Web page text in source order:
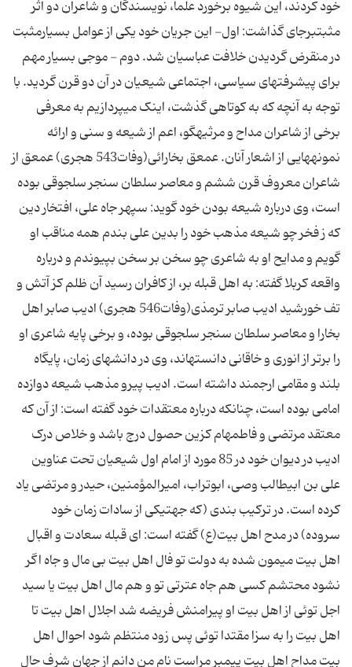
خود کردند، این شیوه برخورد علما، نویسندگان و شاعران دو اثر
مثبت‏برجای گذاشت: اول- این جریان خود یکی‏ از عوامل بسیارمثبت
در منقرض گردیدن خلافت عباسیان شد. دوم - موجی بسیار مهم
برای پیشرفت‏های سیاسی، اجتماعی شیعیان در آن دو قرن گردید. با
توجه به آنچه که به کوتاهی گذشت، اینک می‏پردازیم به معرفی
برخی از شاعران مداح و مرثیه‏گو، اعم از شیعه و سنی و ارائه
نمونه‏هایی از اشعار آنان. عمعق بخارائی(وفات‏543 هجری) عمعق از
شاعران معروف قرن ششم و معاصر سلطان سنجر سلجوقی بوده
است، وی درباره شیعه بودن خود گوید: سپهر جاه علی، افتخار دین
که ز فخر چو شیعه مذهب خود را بدین علی بندم همه مناقب او
گویم و مدایح او به شاعری چو سخن بر سخن بپیوندم و درباره
واقعه کربلا گفته: به اهل قبله بر، از کافران رسید آن ظلم کز آتش و
تف خورشید ادیب صابر ترمذی(وفات‏546 هجری) ادیب صابر اهل
بخارا و معاصر سلطان سنجر سلجوقی بوده، و برخی پایه شاعری او
را برتر از انوری و خاقانی دانسته‏اند، وی در دانشهای زمان، پایگاه
بلند و مقامی ارجمند داشته است. ادیب پیرو مذهب شیعه دوازده
امامی بوده است، چنانکه درباره معتقدات خود گفته است: از آن که
معتقد مرتضی و فاطمه‏ام کزین حصول درج باشد و خلاص درک
ادیب در دیوان خود در 85 مورد از امام اول شیعیان تحت عناوین
علی بن ابیطالب وصی، ابوتراب، امیرالمؤمنین، حیدر و مرتضی یاد
کرده است. در ترکیب بندی (که جهت‏یکی از سادات زمان خود
سروده) در مدح اهل بیت(ع) گفته است: ای قبله سعادت و اقبال
اهل بیت میمون شده به دولت تو فال اهل بیت بی مال و جاه اگر
نشود محتشم کسی هم جاه عترتی تو و هم مال اهل بیت یا سید
اجل توئی از اهل بیت او پیرامنش فریضه شد اجلال اهل بیت تا
اهل بیت را به سزا مقتدا توئی پس زود منتظم شود احوال اهل
بیت مداح اهل بیت پیمبر مراست نام من دانم از جهان شرف حال